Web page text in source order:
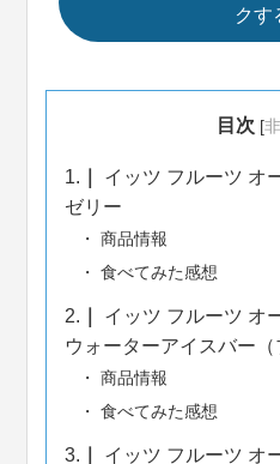
クす
目次 [
1.
イッツ フルーツ
ゼリー
商品情報
食べてみた感想
2.
イッツ フルーツ
ウォーターアイスバー（
商品情報
食べてみた感想
3.
イッツ フルーツ